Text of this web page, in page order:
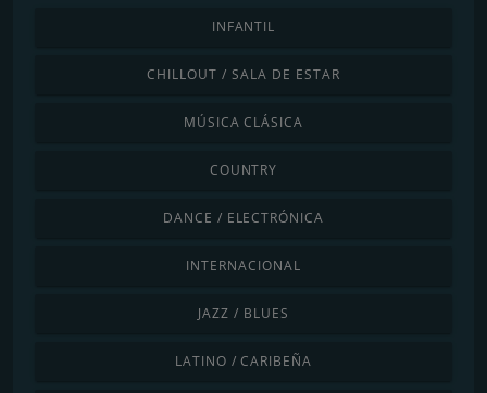
INFANTIL
CHILLOUT / SALA DE ESTAR
MÚSICA CLÁSICA
COUNTRY
DANCE / ELECTRÓNICA
INTERNACIONAL
JAZZ / BLUES
LATINO / CARIBEÑA